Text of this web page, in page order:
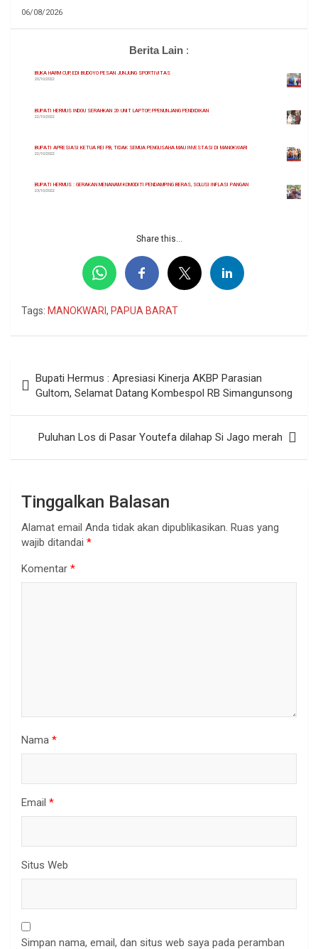
06/08/2026
Berita Lain :
BUKA HARM CUP, EDI BUDOYO PESAN JUNJUNG SPORTIVITAS
20/10/2022
BUPATI HERMUS INDOU SERAHKAN 20 UNIT LAPTOP, PPENUNJANG PENDIDIKAN
22/10/2022
BUPATI APRESIASI KETUA REI PB, TIDAK SEMUA PENGUSAHA MAU INVESTASI DI MANOKWARI
22/10/2022
BUPATI HERMUS : GERAKAN MENANAM KOMODITI PENDAMPING BERAS, SOLUSI INFLASI PANGAN
23/10/2022
Share this...
Tags: MANOKWARI, PAPUA BARAT
pos
Bupati Hermus : Apresiasi Kinerja AKBP Parasian
Gultom, Selamat Datang Kombespol RB Simangunsong
Puluhan Los di Pasar Youtefa dilahap Si Jago merah
Tinggalkan Balasan
Alamat email Anda tidak akan dipublikasikan. Ruas yang
wajib ditandai *
Komentar *
Nama *
Email *
Situs Web
Simpan nama, email, dan situs web saya pada peramban